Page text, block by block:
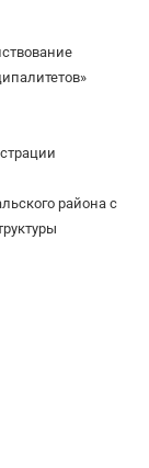
района с